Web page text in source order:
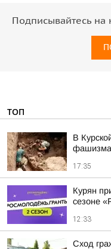
Подписывайтесь на
ТОП
В
фашизма
17:35
Курян
сезоне
12:33
Сход